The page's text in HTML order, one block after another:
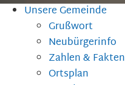
Unsere Gemeinde
Grußwort
Neubürgerinfo
Zahlen & Fakten
Ortsplan